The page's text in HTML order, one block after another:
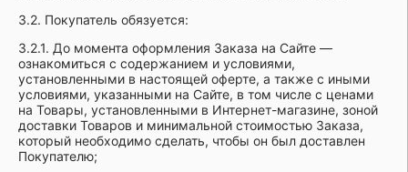
3.2. Покупатель обязуется:
3.2.1. До момента оформления Заказа на Сайте —
ознакомиться с содержанием и условиями,
установленными в настоящей оферте, а также с иными
условиями, указанными на Сайте, в том числе с ценами
на Товары, установленными в Интернет-магазине, зоной
доставки Товаров и минимальной стоимостью Заказа,
который необходимо сделать, чтобы он был доставлен
Покупателю;